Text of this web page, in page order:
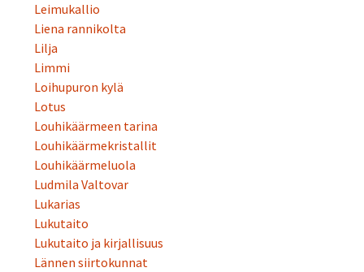
Leimukallio
Liena rannikolta
Lilja
Limmi
Loihupuron kylä
Lotus
Louhikäärmeen tarina
Louhikäärmekristallit
Louhikäärmeluola
Ludmila Valtovar
Lukarias
Lukutaito
Lukutaito ja kirjallisuus
Lännen siirtokunnat